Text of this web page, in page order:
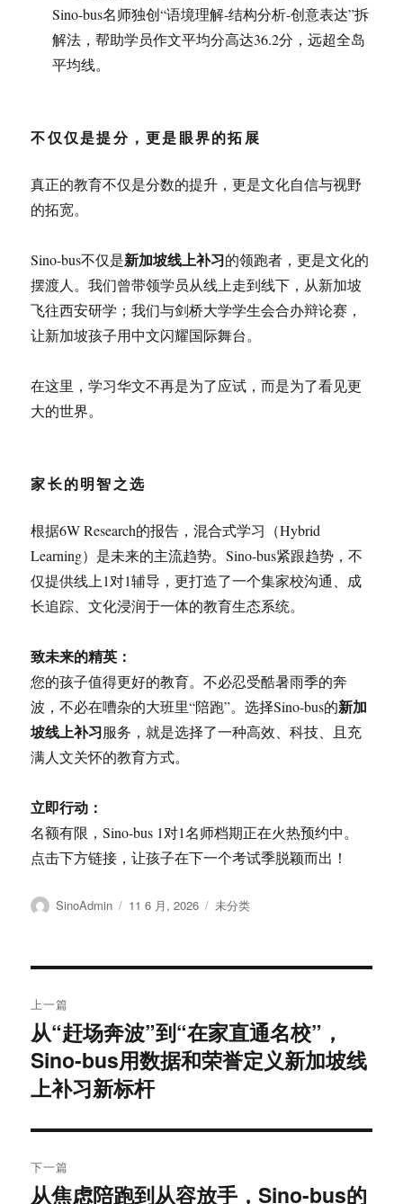
Sino-bus名师独创“语境理解-结构分析-创意表达”拆
解法，帮助学员作文平均分高达36.2分，远超全岛
平均线。
不仅仅是提分，更是眼界的拓展
真正的教育不仅是分数的提升，更是文化自信与视野
的拓宽。
Sino-bus不仅是新加坡线上补习的领跑者，更是文化的
摆渡人。我们曾带领学员从线上走到线下，从新加坡
飞往西安研学；我们与剑桥大学学生会合办辩论赛，
让新加坡孩子用中文闪耀国际舞台。
在这里，学习华文不再是为了应试，而是为了看见更
大的世界。
家长的明智之选
根据6W Research的报告，混合式学习（Hybrid
Learning）是未来的主流趋势。Sino-bus紧跟趋势，不
仅提供线上1对1辅导，更打造了一个集家校沟通、成
长追踪、文化浸润于一体的教育生态系统。
致未来的精英：
您的孩子值得更好的教育。不必忍受酷暑雨季的奔
波，不必在嘈杂的大班里“陪跑”。选择Sino-bus的新加
坡线上补习服务，就是选择了一种高效、科技、且充
满人文关怀的教育方式。
立即行动：
名额有限，Sino-bus 1对1名师档期正在火热预约中。
点击下方链接，让孩子在下一个考试季脱颖而出！
作
SinoAdmin
发
11 6 月, 2026
分
未分类
章
导
航
上一篇
上
篇
文
从“赶场奔波”到“在家直通名校”，
Sino-bus用数据和荣誉定义新加坡线
上补习新标杆
下一篇
下
从焦虑陪跑到从容放手，Sino-bus的